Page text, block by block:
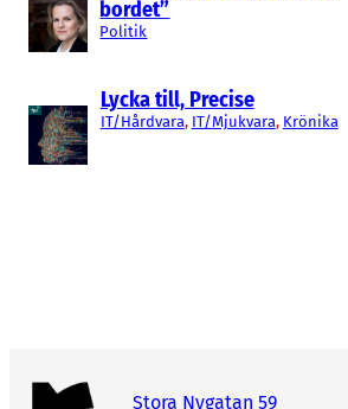
bordet”
Politik
Lycka till, Precise
IT/Hårdvara, IT/Mjukvara, Krönika
Stora Nygatan 59